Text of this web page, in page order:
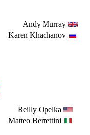
Andy Murray
Karen Khachanov
Reilly Opelka
Matteo Berrettini